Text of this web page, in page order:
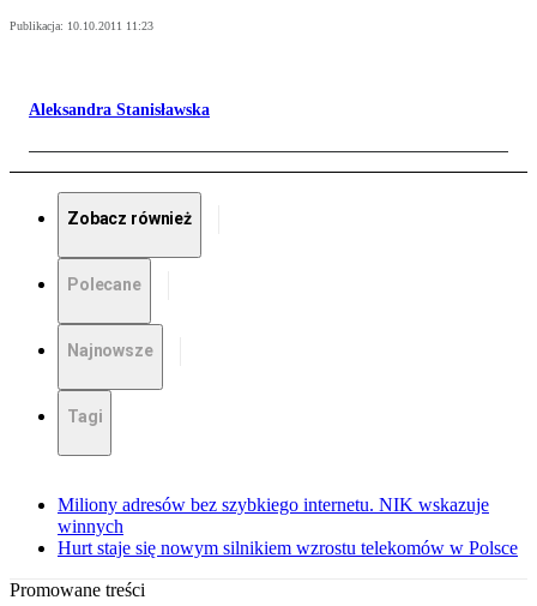
Publikacja: 10.10.2011 11:23
Aleksandra Stanisławska
Zobacz również
Polecane
Najnowsze
Tagi
Miliony adresów bez szybkiego internetu. NIK wskazuje
winnych
Hurt staje się nowym silnikiem wzrostu telekomów w Polsce
Promowane treści